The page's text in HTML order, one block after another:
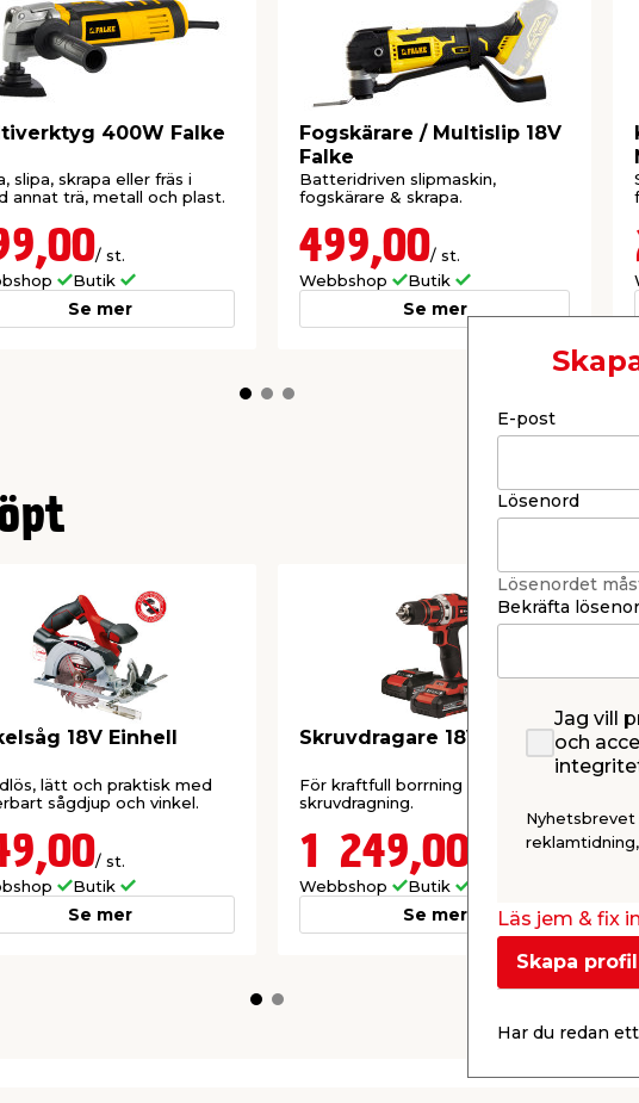
400W Falke
slipa, skrapa eller fräs i
annat trä, metall och plast.
/ st.
Butik
Se mer
Fogskärare / Multislip 18V
Falke
Batteridriven slipmaskin,
fogskärare & skrapa.
499,00/ st.
Webbshop
Butik
Se mer
18V Einhell
lätt och praktisk med
sågdjup och vinkel.
/ st.
Butik
Se mer
Skruvdragare 18V Einhell
För kraftfull borrning och
skruvdragning.
1 249,00
Webbshop
Butik
Se mer
E-post
Lösenord
Lösenordet
Bekräfta
Jag vill
och
Nyhetsbrevet
Läs jem & fix
Skapa profil
Har du redan